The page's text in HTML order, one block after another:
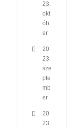
23.
okt
ób
er
20
23.
sze
pte
mb
er
20
23.